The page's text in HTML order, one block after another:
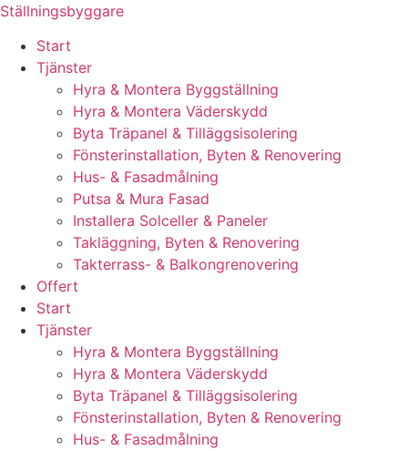
Skip
content
Ställningsbyggare
Start
Tjänster
Hyra & Montera Byggställning
Hyra & Montera Väderskydd
Byta Träpanel & Tilläggsisolering
Fönsterinstallation, Byten & Renovering
Hus- & Fasadmålning
Putsa & Mura Fasad
Installera Solceller & Paneler
Takläggning, Byten & Renovering
Takterrass- & Balkongrenovering
Offert
Start
Tjänster
Hyra & Montera Byggställning
Hyra & Montera Väderskydd
Byta Träpanel & Tilläggsisolering
Fönsterinstallation, Byten & Renovering
Hus- & Fasadmålning